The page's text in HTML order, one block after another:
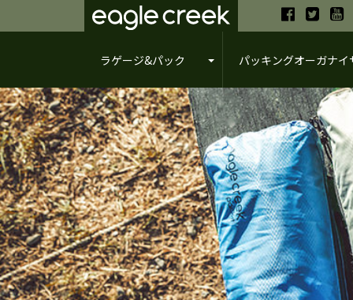
ラゲージ&パック パッキングオーガナイ